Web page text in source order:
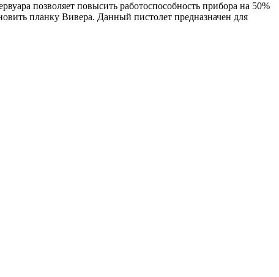
позволяет повысить работоспособность прибора на 50%
планку Вивера. Данный пистолет предназначен для